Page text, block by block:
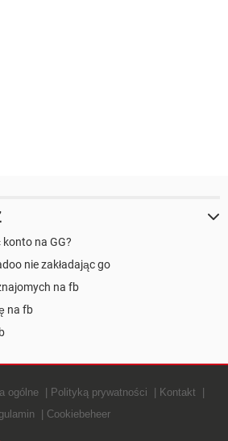
na GG?
nie zakładając go
na fb
na fb
ogólne Polityką prywatności
Kontakt
Cookiebeheer